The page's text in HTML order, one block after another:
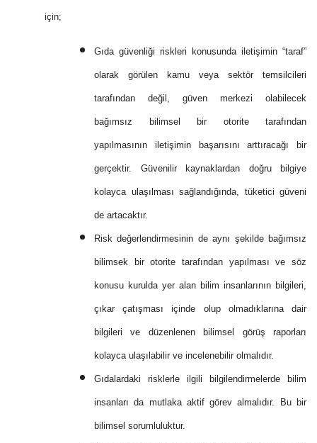
için;
Gıda güvenliği riskleri konusunda iletişimin “taraf”
olarak görülen kamu veya sektör temsilcileri
tarafından değil, güven merkezi olabilecek
bağımsız bilimsel bir otorite tarafından
yapılmasının iletişimin başarısını arttıracağı bir
gerçektir. Güvenilir kaynaklardan doğru bilgiye
kolayca ulaşılması sağlandığında, tüketici güveni
de artacaktır.
Risk değerlendirmesinin de aynı şekilde bağımsız
bilimsek bir otorite tarafından yapılması ve söz
konusu kurulda yer alan bilim insanlarının bilgileri,
çıkar çatışması içinde olup olmadıklarına dair
bilgileri ve düzenlenen bilimsel görüş raporları
kolayca ulaşılabilir ve incelenebilir olmalıdır.
Gıdalardaki risklerle ilgili bilgilendirmelerde bilim
insanları da mutlaka aktif görev almalıdır. Bu bir
bilimsel sorumluluktur.